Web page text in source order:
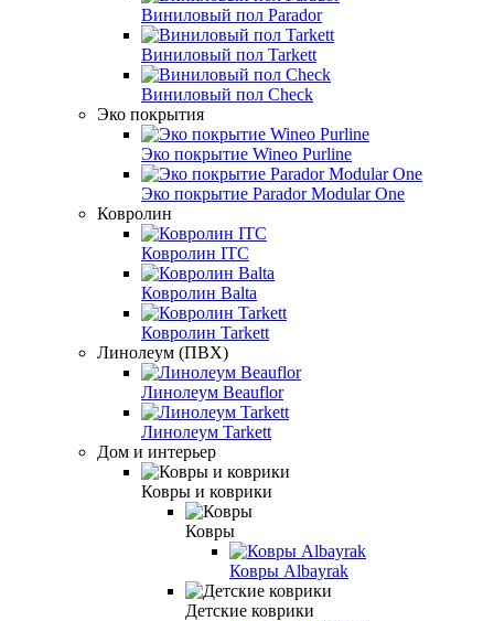
Виниловый пол Parador
Виниловый пол Tarkett
Виниловый пол Check
Эко покрытия
Эко покрытие Wineo Purline
Эко покрытие Parador Modular One
Ковролин
Ковролин ITC
Ковролин Balta
Ковролин Tarkett
Линолеум (ПВХ)
Линолеум Beauflor
Линолеум Tarkett
Дом и интерьер
Ковры и коврики
Ковры
Ковры Albayrak
Детские коврики